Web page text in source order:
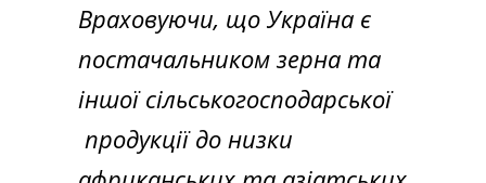
Враховуючи, що Україна є
постачальником зерна та
іншої сільськогосподарської
продукції до низки